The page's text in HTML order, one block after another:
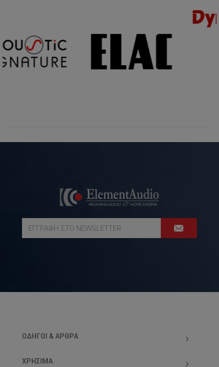
ΟΔΗΓΟΊ & ΆΡΘΡΑ
ΧΡΗΣΙΜΑ